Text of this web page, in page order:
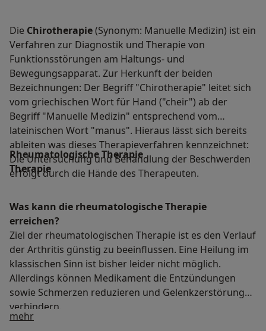
Die Chirotherapie(Synonym: Manuelle Medizin) ist ein
Verfahren zur Diagnostik und Therapie von
Funktionsstörungen am Haltungs- und
Bewegungsapparat. Zur Herkunft der beiden
Bezeichnungen: Der Begriff "Chirotherapie" leitet sich
vom griechischen Wort für Hand ("cheir") ab der
Begriff "Manuelle Medizin" entsprechend vom
lateinischen Wort "manus". Hieraus lässt sich bereits
ableiten was dieses Therapieverfahren kennzeichnet:
Die Untersuchung und Behandlung der Beschwerden
erfolgt durch die Hände des Therapeuten.
Rheumatologische Therapie
Therapie
Was kann die rheumatologische Therapie
erreichen?
Ziel der rheumatologischen Therapie ist es den Verlauf
der Arthritis günstig zu beeinflussen. Eine Heilung im
klassischen Sinn ist bisher leider nicht möglich.
Allerdings können Medikament die Entzündungen
sowie Schmerzen reduzieren und Gelenkzerstörungen
verhindern.
mehrÜber mich